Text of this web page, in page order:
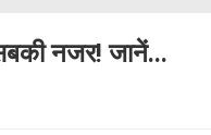
नजर! जानें...